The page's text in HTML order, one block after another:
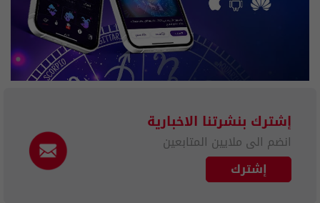
إشترك بنشرتنا الاخبارية
انضم الى ملايين المتابعين
إشترك